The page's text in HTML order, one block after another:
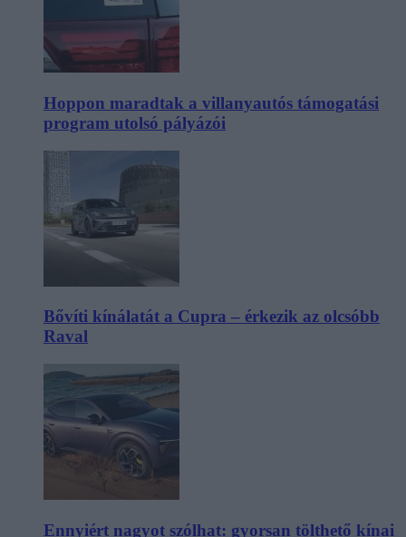
Hoppon maradtak a villanyautós támogatási
program utolsó pályázói
Bővíti kínálatát a Cupra – érkezik az olcsóbb
Raval
Ennyiért nagyot szólhat: gyorsan tölthető kínai